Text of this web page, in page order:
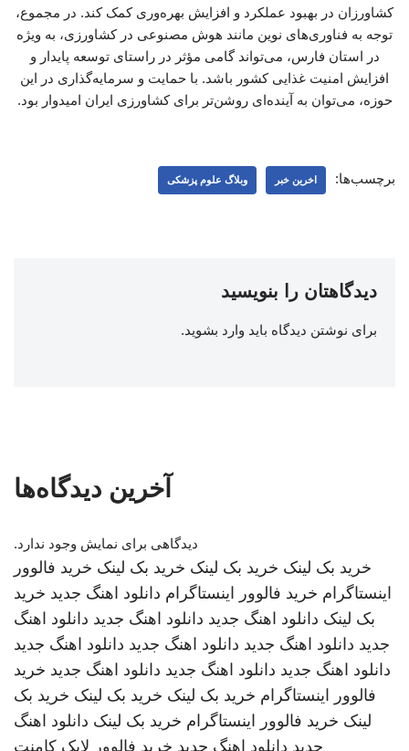
کشاورزان در بهبود عملکرد و افزایش بهره‌وری کمک کند. در مجموع،
توجه به فناوری‌های نوین مانند هوش مصنوعی در کشاورزی، به ویژه
در استان فارس، می‌تواند گامی مؤثر در راستای توسعه پایدار و
افزایش امنیت غذایی کشور باشد. با حمایت و سرمایه‌گذاری در این
حوزه، می‌توان به آینده‌ای روشن‌تر برای کشاورزی ایران امیدوار بود.
برچسب‌ها: اخرین خبر وبلاگ علوم پزشکی
دیدگاهتان را بنویسید
برای نوشتن دیدگاه باید وارد بشوید.
آخرین دیدگاه‌ها
دیدگاهی برای نمایش وجود ندارد.
خرید بک لینک خرید بک لینک خرید بک لینک خرید فالوور
اینستاگرام خرید فالوور اینستاگرام دانلود اهنگ جدید خرید
بک لینک دانلود اهنگ جدید دانلود اهنگ جدید دانلود اهنگ
جدید دانلود اهنگ جدید دانلود اهنگ جدید دانلود اهنگ جدید
دانلود اهنگ جدید دانلود اهنگ جدید دانلود اهنگ جدید خرید
فالوور اینستاگرام خرید بک لینک خرید بک لینک خرید بک
لینک خرید فالوور اینستاگرام خرید بک لینک دانلود اهنگ
جدید دانلود اهنگ جدید خرید فالوور لایک کامنت